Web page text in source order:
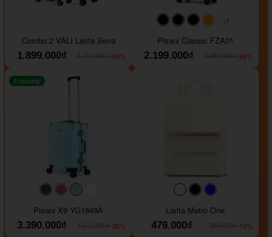
Combo 2 VALI Larita Sena
1.899.000₫
-60%
#000000#000000#000000
+1
Pisani Classic FZA01
2.199.000₫
-26%
#40454a#b76e79
Freeship
Pisani X9 YG1849A
3.390.000₫
-26%
#faf0e6#000000
Larita Metro One
479.000₫
-19%